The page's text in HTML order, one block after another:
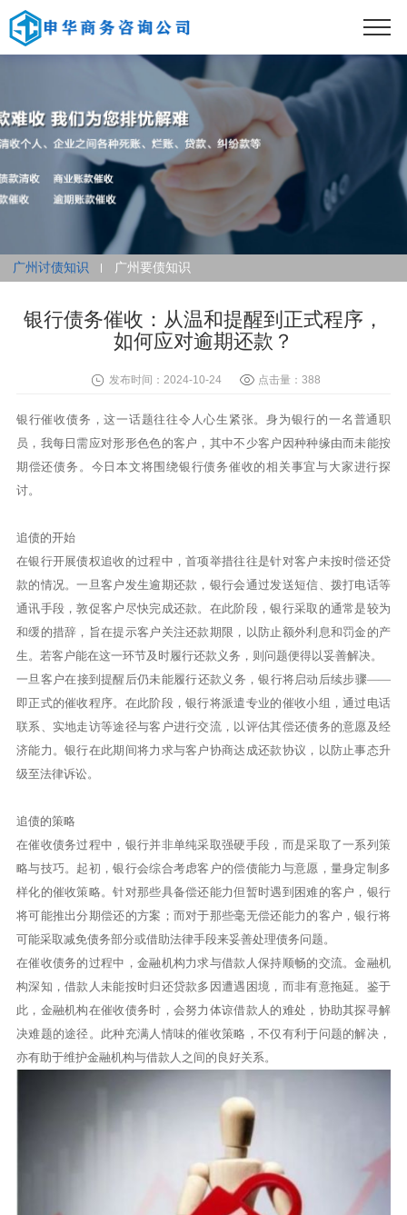
广州讨债知识 广州要债知识
银行债务催收：从温和提醒到正式程序，
如何应对逾期还款？
发布时间：2024-10-24 点击量：388
银行催收债务，这一话题往往令人心生紧张。身为银行的一名普通职
员，我每日需应对形形色色的客户，其中不少客户因种种缘由而未能按
期偿还债务。今日本文将围绕银行债务催收的相关事宜与大家进行探
讨。
追债的开始
在银行开展债权追收的过程中，首项举措往往是针对客户未按时偿还贷
款的情况。一旦客户发生逾期还款，银行会通过发送短信、拨打电话等
通讯手段，敦促客户尽快完成还款。在此阶段，银行采取的通常是较为
和缓的措辞，旨在提示客户关注还款期限，以防止额外利息和罚金的产
生。若客户能在这一环节及时履行还款义务，则问题便得以妥善解决。
一旦客户在接到提醒后仍未能履行还款义务，银行将启动后续步骤——
即正式的催收程序。在此阶段，银行将派遣专业的催收小组，通过电话
联系、实地走访等途径与客户进行交流，以评估其偿还债务的意愿及经
济能力。银行在此期间将力求与客户协商达成还款协议，以防止事态升
级至法律诉讼。
追债的策略
在催收债务过程中，银行并非单纯采取强硬手段，而是采取了一系列策
略与技巧。起初，银行会综合考虑客户的偿债能力与意愿，量身定制多
样化的催收策略。针对那些具备偿还能力但暂时遇到困难的客户，银行
将可能推出分期偿还的方案；而对于那些毫无偿还能力的客户，银行将
可能采取减免债务部分或借助法律手段来妥善处理债务问题。
在催收债务的过程中，金融机构力求与借款人保持顺畅的交流。金融机
构深知，借款人未能按时归还贷款多因遭遇困境，而非有意拖延。鉴于
此，金融机构在催收债务时，会努力体谅借款人的难处，协助其探寻解
决难题的途径。此种充满人情味的催收策略，不仅有利于问题的解决，
亦有助于维护金融机构与借款人之间的良好关系。